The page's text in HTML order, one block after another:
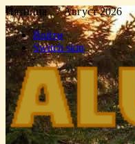
Пятница , 7 Август 2026
Войти
Switch skin